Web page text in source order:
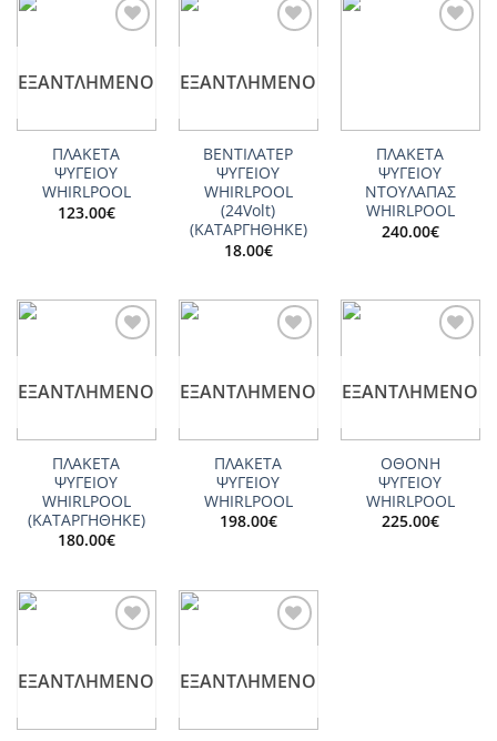
ΕΞΑΝΤΛΗΜΈΝΟ
ΠΛΑΚΕΤΑ
ΨΥΓΕΙΟΥ
WHIRLPOOL
123.00€
ΕΞΑΝΤΛΗΜΈΝΟ
ΒΕΝΤΙΛΑΤΕΡ
ΨΥΓΕΙΟY
WHIRLPOOL
(24Volt)
(ΚΑΤΑΡΓΗΘΗΚΕ)
18.00€
ΠΛΑΚΕΤΑ
ΨΥΓΕΙΟΥ
ΝΤΟΥΛΑΠΑΣ
WHIRLPOOL
240.00€
ΕΞΑΝΤΛΗΜΈΝΟ
ΠΛΑΚΕΤΑ
ΨΥΓΕΙΟΥ
WHIRLPOOL
(ΚΑΤΑΡΓΗΘΗΚΕ)
180.00€
ΕΞΑΝΤΛΗΜΈΝΟ
ΠΛΑΚΕΤΑ
ΨΥΓΕΙΟΥ
WHIRLPOOL
198.00€
ΕΞΑΝΤΛΗΜΈΝΟ
ΟΘΟΝΗ
ΨΥΓΕΙΟΥ
WHIRLPOOL
225.00€
ΕΞΑΝΤΛΗΜΈΝΟ ΕΞΑΝΤΛΗΜΈΝΟ